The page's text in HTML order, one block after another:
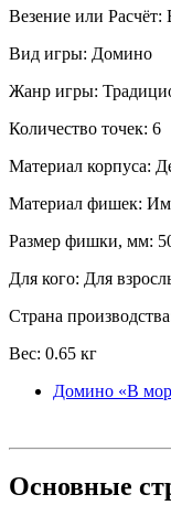
Везение или Расчёт:
Вид игры: Домино
Жанр игры:
Количество точек: 6
Материал корпуса:
Материал фишек:
Размер фишки, мм:
Для кого: Для
Страна
Вес: 0.65 кг
Домино «В
Основные